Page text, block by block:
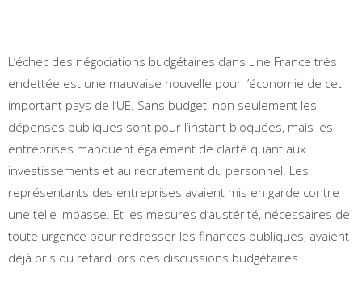
L’échec des négociations budgétaires dans une France très
endettée est une mauvaise nouvelle pour l’économie de cet
important pays de l’UE. Sans budget, non seulement les
dépenses publiques sont pour l’instant bloquées, mais les
entreprises manquent également de clarté quant aux
investissements et au recrutement du personnel. Les
représentants des entreprises avaient mis en garde contre
une telle impasse. Et les mesures d’austérité, nécessaires de
toute urgence pour redresser les finances publiques, avaient
déjà pris du retard lors des discussions budgétaires.